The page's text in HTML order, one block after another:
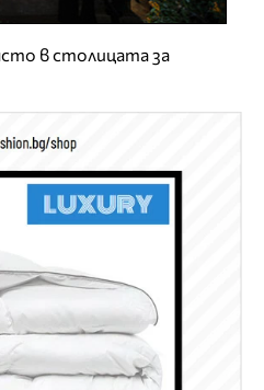
в столицата за